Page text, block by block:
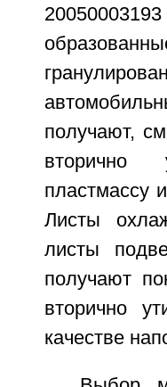
получают,
вторично
пластмассу
Листы
листы
получают
вторично
качестве